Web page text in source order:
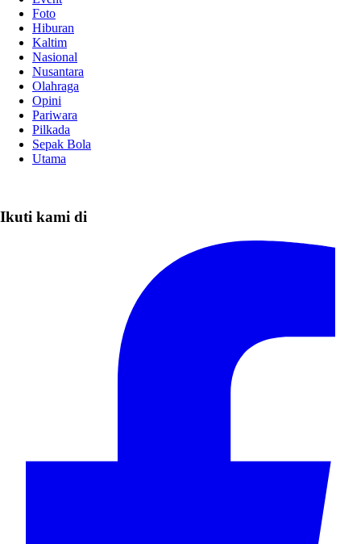
Foto
Hiburan
Kaltim
Nasional
Nusantara
Olahraga
Opini
Pariwara
Pilkada
Sepak Bola
Utama
Ikuti kami di